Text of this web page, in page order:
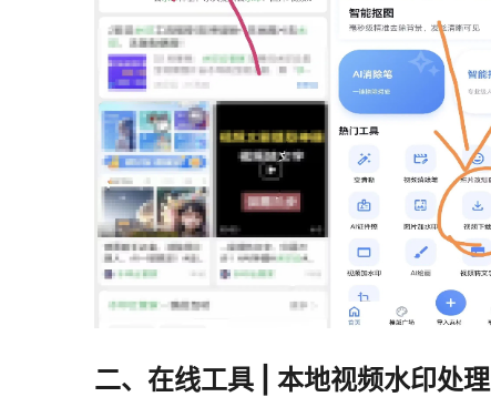
二、在线工具 | 本地视频水印处理